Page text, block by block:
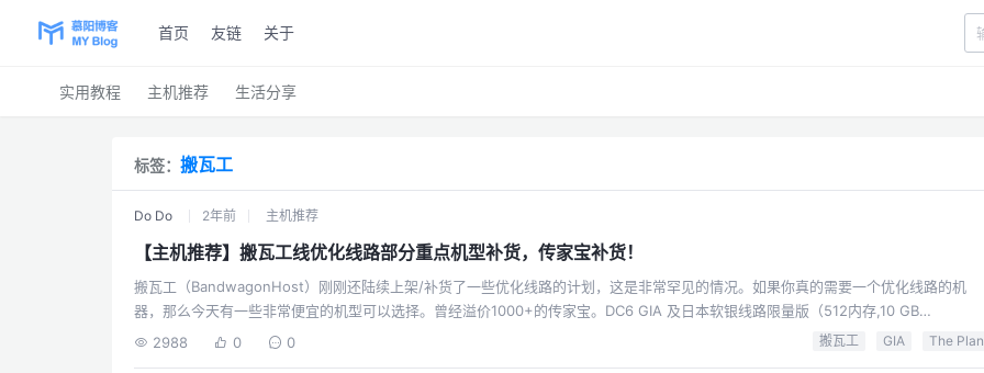
首页 友链 关于
实用教程 主机推荐 生活分享
标签： 搬瓦工
Do Do 2年前 主机推荐
【主机推荐】搬瓦工线优化线路部分重点机型补货，传家宝补货！
搬瓦工（BandwagonHost）刚刚还陆续上架/补货了一些优化线路的计划，这是非常罕见的情况。如果你真的需要一个优化线路的机
器，那么今天有一些非常便宜的机型可以选择。曾经溢价1000+的传家宝。DC6 GIA 及日本软银线路限量版（512内存,10 GB
SSD,500GB月流量），$49.99/年（推荐）⭐⭐⭐⭐⭐曾经溢价1000+的46刀传家宝 ☞ 直达链接The Plan（低配） 限量版(无HK CMI)
2988 0 0 搬瓦工 GIA The Plan